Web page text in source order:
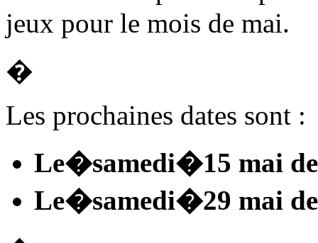
jeux pour le mois de mai.
�
Les prochaines dates sont :
Le�samedi�15 mai
Le�samedi�29 mai